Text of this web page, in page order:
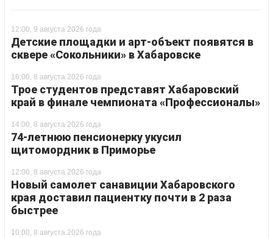
12:00, 9 августа 2026 года
Детские площадки и арт-объект появятся в
сквере «Сокольники» в Хабаровске
16:00, 8 августа 2026 года
Трое студентов представят Хабаровский
край в финале чемпионата «Профессионалы»
14:00, 8 августа 2026 года
74-летнюю пенсионерку укусил
щитомордник в Приморье
12:00, 8 августа 2026 года
Новый самолет санавиции Хабаровского
края доставил пациентку почти в 2 раза
быстрее
10:00, 8 августа 2026 года